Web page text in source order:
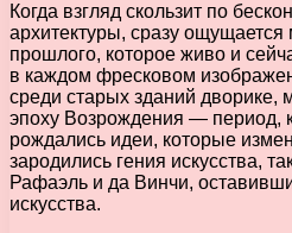
Когда взгляд скользит по
архитектуры, сразу
прошлого, которое живо и
в каждом фресковом
среди старых зданий дворике,
эпоху Возрождения — период,
рождались идеи, которые
зародились гения искусства,
Рафаэль и да Винчи,
искусства.